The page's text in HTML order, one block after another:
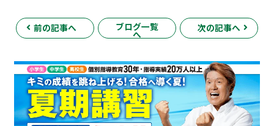
前の記事へ ブログ一覧
へ
次の記事へ